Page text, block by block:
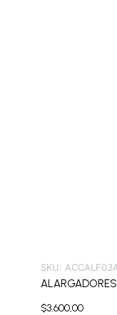
SKU:
$3.600,00